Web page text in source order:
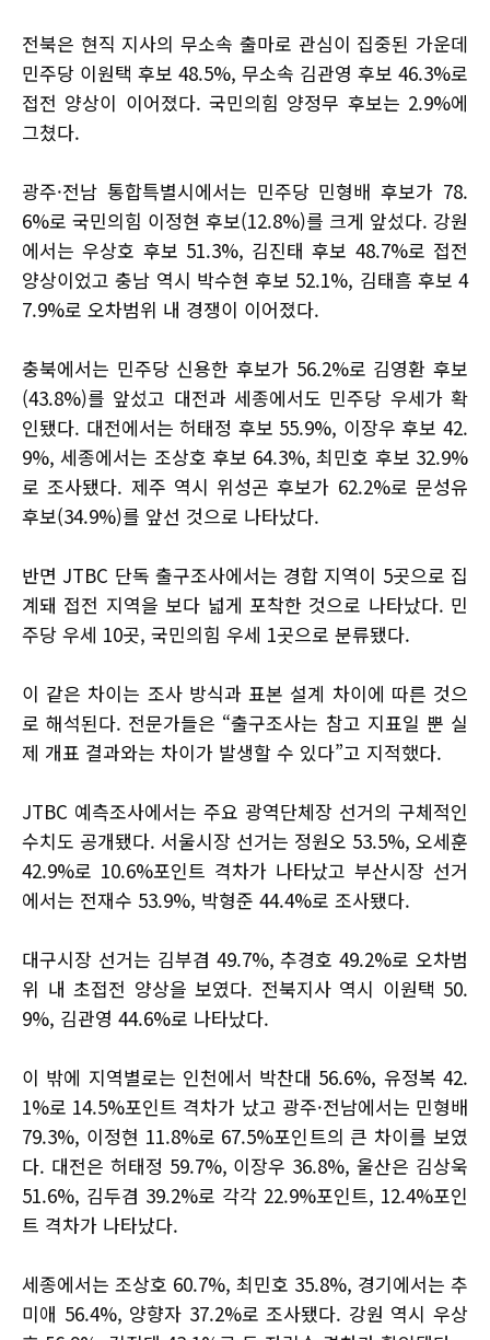
전북은 현직 지사의 무소속 출마로 관심이 집중된 가운데
민주당 이원택 후보 48.5%, 무소속 김관영 후보 46.3%로
접전 양상이 이어졌다. 국민의힘 양정무 후보는 2.9%에
그쳤다.
광주·전남 통합특별시에서는 민주당 민형배 후보가 78.
6%로 국민의힘 이정현 후보(12.8%)를 크게 앞섰다. 강원
에서는 우상호 후보 51.3%, 김진태 후보 48.7%로 접전
양상이었고 충남 역시 박수현 후보 52.1%, 김태흠 후보 4
7.9%로 오차범위 내 경쟁이 이어졌다.
충북에서는 민주당 신용한 후보가 56.2%로 김영환 후보
(43.8%)를 앞섰고 대전과 세종에서도 민주당 우세가 확
인됐다. 대전에서는 허태정 후보 55.9%, 이장우 후보 42.
9%, 세종에서는 조상호 후보 64.3%, 최민호 후보 32.9%
로 조사됐다. 제주 역시 위성곤 후보가 62.2%로 문성유
후보(34.9%)를 앞선 것으로 나타났다.
반면 JTBC 단독 출구조사에서는 경합 지역이 5곳으로 집
계돼 접전 지역을 보다 넓게 포착한 것으로 나타났다. 민
주당 우세 10곳, 국민의힘 우세 1곳으로 분류됐다.
이 같은 차이는 조사 방식과 표본 설계 차이에 따른 것으
로 해석된다. 전문가들은 “출구조사는 참고 지표일 뿐 실
제 개표 결과와는 차이가 발생할 수 있다”고 지적했다.
JTBC 예측조사에서는 주요 광역단체장 선거의 구체적인
수치도 공개됐다. 서울시장 선거는 정원오 53.5%, 오세훈
42.9%로 10.6%포인트 격차가 나타났고 부산시장 선거
에서는 전재수 53.9%, 박형준 44.4%로 조사됐다.
대구시장 선거는 김부겸 49.7%, 추경호 49.2%로 오차범
위 내 초접전 양상을 보였다. 전북지사 역시 이원택 50.
9%, 김관영 44.6%로 나타났다.
이 밖에 지역별로는 인천에서 박찬대 56.6%, 유정복 42.
1%로 14.5%포인트 격차가 났고 광주·전남에서는 민형배
79.3%, 이정현 11.8%로 67.5%포인트의 큰 차이를 보였
다. 대전은 허태정 59.7%, 이장우 36.8%, 울산은 김상욱
51.6%, 김두겸 39.2%로 각각 22.9%포인트, 12.4%포인
트 격차가 나타났다.
세종에서는 조상호 60.7%, 최민호 35.8%, 경기에서는 추
미애 56.4%, 양향자 37.2%로 조사됐다. 강원 역시 우상